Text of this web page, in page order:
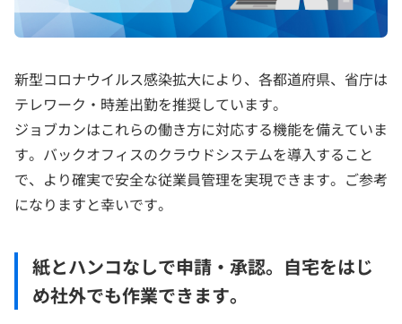
新型コロナウイルス感染拡大により、各都道府県、省庁は
テレワーク・時差出勤を推奨しています。
ジョブカンはこれらの働き方に対応する機能を備えていま
す。バックオフィスのクラウドシステムを導入すること
で、より確実で安全な従業員管理を実現できます。ご参考
になりますと幸いです。
紙とハンコなしで申請・承認。自宅をはじ
め社外でも作業できます。